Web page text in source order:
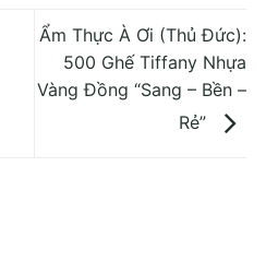
Ẩm Thực À Ơi (Thủ Đức):
500 Ghế Tiffany Nhựa
Vàng Đồng “Sang – Bền –
Rẻ”